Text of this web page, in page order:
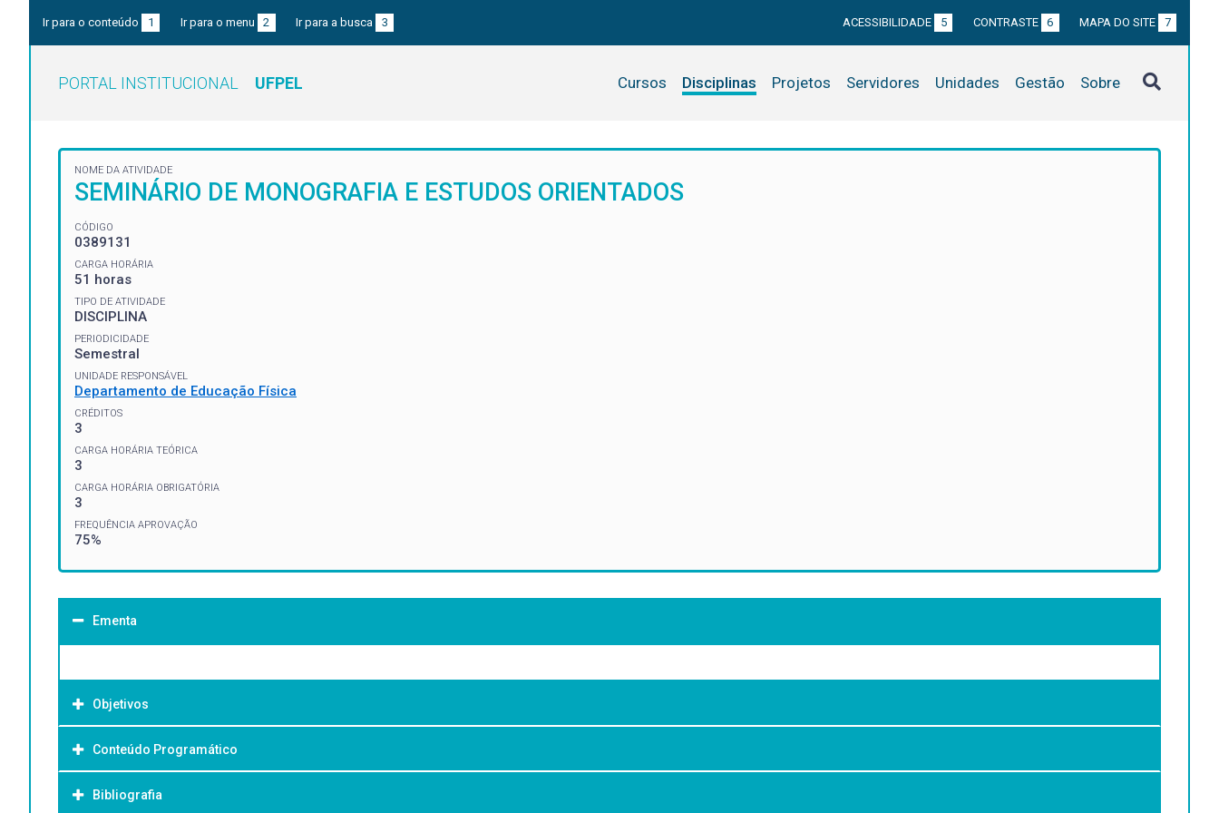
Ir para o conteúdo 1 Ir para o menu 2 Ir para a busca 3 ACESSIBILIDADE 5 CONTRASTE 6 MAPA DO SITE 7
PORTAL INSTITUCIONAL UFPEL Cursos Disciplinas Projetos Servidores Unidades Gestão Sobre
NOME DA ATIVIDADE
SEMINÁRIO DE MONOGRAFIA E ESTUDOS ORIENTADOS
CÓDIGO
0389131
CARGA HORÁRIA
51 horas
TIPO DE ATIVIDADE
DISCIPLINA
PERIODICIDADE
Semestral
UNIDADE RESPONSÁVEL
Departamento de Educação Física
CRÉDITOS
3
CARGA HORÁRIA TEÓRICA
3
CARGA HORÁRIA OBRIGATÓRIA
3
FREQUÊNCIA APROVAÇÃO
75%
Ementa
Objetivos
Objetivo Geral:
Conteúdo Programático
Bibliografia